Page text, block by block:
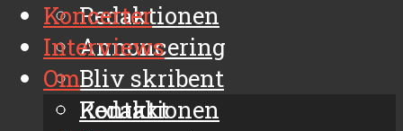
Redaktionen
Annoncering
Bliv skribent
Kontakt
Koncerter
Interviews
Om
Redaktionen